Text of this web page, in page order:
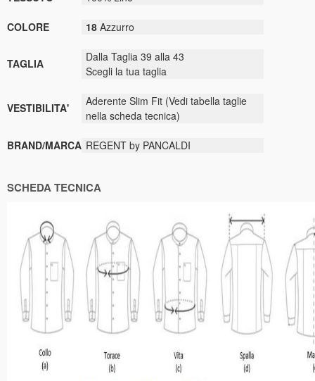
COLORE 18 Azzurro
TAGLIA
Dalla Taglia 39 alla 43
Scegli la tua taglia
VESTIBILITA'
Aderente Slim Fit (Vedi tabella taglie
nella scheda tecnica)
BRAND/MARCA REGENT by PANCALDI
SCHEDA TECNICA